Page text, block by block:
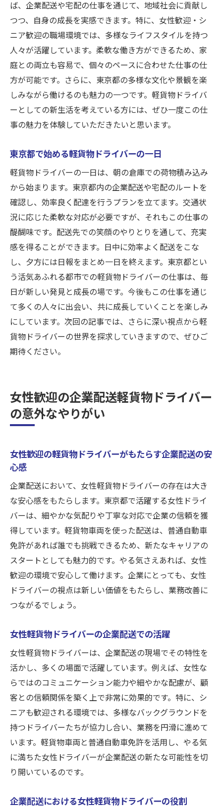
に挑む
東京都でやる気が報われる軽貨物ドライバ
ー
やる気が支える軽貨物ドライバーの東京都
での成功
企業配送と宅配女性・シニアが選ぶ軽貨物の仕
事
女性・シニアが選ぶ企業配送の軽貨物ドラ
イバー
宅配と企業配送における女性・シニアの可
シニア世代が活躍する軽貨物ドライバーの
職場
企業配送で活躍する女性軽貨物ドライバー
女性が選ぶ軽貨物ドライバーの企業配送
シニアと女性のための宅配軽貨物ドライバ
ー
詳細は弊社HPで簡単確認昭島を拠点に活躍する
方法
昭島拠点での軽貨物ドライバーの始め方
弊社HPで確認できる昭島での軽貨物ドライ
バー情報
昭島を拠点に軽貨物ドライバーで活躍する
昭島拠点の軽貨物ドライバーの詳細はHPへ
軽貨物ドライバーとして昭島で成功する方
法
ば、企業配送や宅配の仕事を通じて、地域社会に貢献し
つつ、自身の成長を実感できます。特に、女性歓迎・シ
ニア歓迎の職場環境では、多様なライフスタイルを持つ
人々が活躍しています。柔軟な働き方ができるため、家
庭との両立も容易で、個々のペースに合わせた仕事の仕
方が可能です。さらに、東京都の多様な文化や景観を楽
しみながら働けるのも魅力の一つです。軽貨物ドライバ
ーとしての新生活を考えている方には、ぜひ一度この仕
事の魅力を体験していただきたいと思います。
東京都で始める軽貨物ドライバーの一日
軽貨物ドライバーの一日は、朝の倉庫での荷物積み込み
から始まります。東京都内の企業配送や宅配のルートを
確認し、効率良く配達を行うプランを立てます。交通状
況に応じた柔軟な対応が必要ですが、それもこの仕事の
醍醐味です。配送先での笑顔のやりとりを通して、充実
感を得ることができます。日中に効率よく配送をこな
し、夕方には日報をまとめ一日を終えます。東京都とい
う活気あふれる都市での軽貨物ドライバーの仕事は、毎
日が新しい発見と成長の場です。今後もこの仕事を通じ
て多くの人々に出会い、共に成長していくことを楽しみ
にしています。次回の記事では、さらに深い視点から軽
貨物ドライバーの世界を探求していきますので、ぜひご
期待ください。
女性歓迎の企業配送軽貨物ドライバー
の意外なやりがい
女性歓迎の軽貨物ドライバーがもたらす企業配送の安
心感
企業配送において、女性軽貨物ドライバーの存在は大き
な安心感をもたらします。東京都で活躍する女性ドライ
バーは、細やかな気配りや丁寧な対応で企業の信頼を獲
得しています。軽貨物車両を使った配送は、普通自動車
免許があれば誰でも挑戦できるため、新たなキャリアの
スタートとしても魅力的です。やる気さえあれば、女性
歓迎の環境で安心して働けます。企業にとっても、女性
ドライバーの視点は新しい価値をもたらし、業務改善に
つながるでしょう。
女性軽貨物ドライバーの企業配送での活躍
女性軽貨物ドライバーは、企業配送の現場でその特性を
活かし、多くの場面で活躍しています。例えば、女性な
らではのコミュニケーション能力や細やかな配慮が、顧
客との信頼関係を築く上で非常に効果的です。特に、シ
ニアも歓迎される環境では、多様なバックグラウンドを
持つドライバーたちが協力し合い、業務を円滑に進めて
います。軽貨物車両と普通自動車免許を活用し、やる気
に満ちた女性ドライバーが企業配送の新たな可能性を切
り開いているのです。
企業配送における女性軽貨物ドライバーの役割